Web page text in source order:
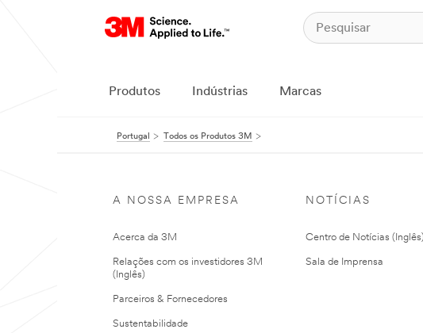
Produtos Indústrias Marcas
Portugal Todos os Produtos 3M
A NOSSA EMPRESA
Acerca da 3M
Relações com os investidores 3M
(Inglês)
Parceiros & Fornecedores
Sustentabilidade
NOTÍCIAS
Centro de Notícias (Inglês)
Sala de Imprensa